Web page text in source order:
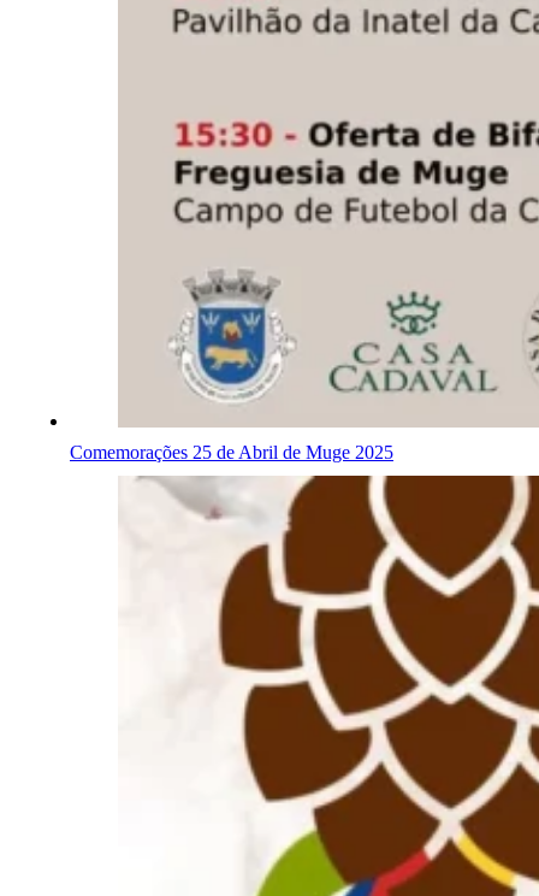
Comemorações 25 de Abril de Muge 2025